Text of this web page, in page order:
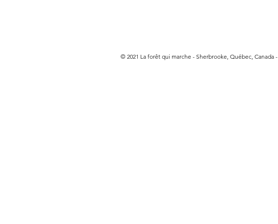
© 2021 La forêt qui marche - Sherbrooke, Québec, Canada -